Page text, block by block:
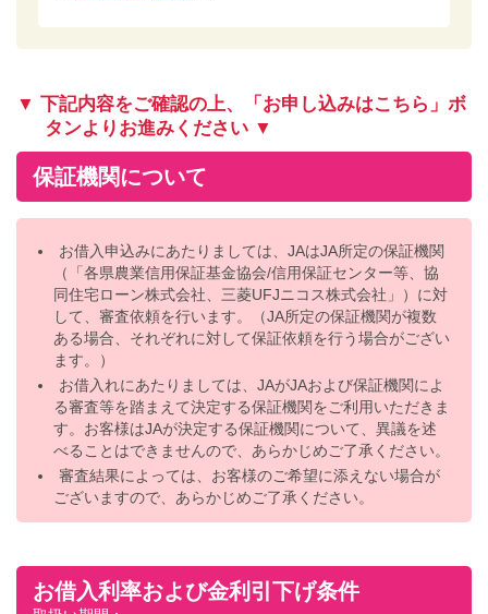
▼ 下記内容をご確認の上、「お申し込みはこちら」ボ
タンよりお進みください ▼
保証機関について
お借入申込みにあたりましては、JAはJA所定の保証機関
（「各県農業信用保証基金協会/信用保証センター等、協
同住宅ローン株式会社、三菱UFJニコス株式会社」）に対
して、審査依頼を行います。（JA所定の保証機関が複数
ある場合、それぞれに対して保証依頼を行う場合がござい
ます。）
お借入れにあたりましては、JAがJAおよび保証機関によ
る審査等を踏まえて決定する保証機関をご利用いただきま
す。お客様はJAが決定する保証機関について、異議を述
べることはできませんので、あらかじめご了承ください。
審査結果によっては、お客様のご希望に添えない場合が
ございますので、あらかじめご了承ください。
お借入利率および金利引下げ条件